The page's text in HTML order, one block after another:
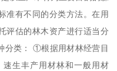
准有不同的分类方法。在用
评估的林木资产进行适当分
分类： ①根据用材林经营目
生丰产用材林和一般用材